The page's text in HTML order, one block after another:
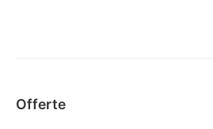
Offerte